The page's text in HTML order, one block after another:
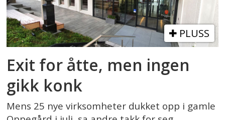
PLUSS
Exit for åtte, men ingen
gikk konk
Mens 25 nye virksomheter dukket opp i gamle